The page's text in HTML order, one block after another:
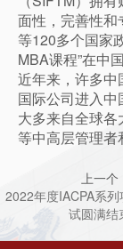
面性，完善性和
等120多个国家
MBA课程”在中
近年来，许多
国际公司进入
大多来自全球
等中高层管理者
上一个
2022年度IACPA系
试圆满结